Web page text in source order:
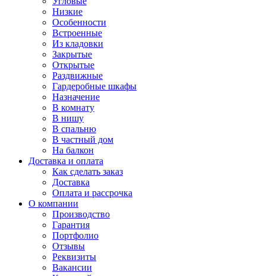
Низкие
Особенности
Встроенные
Из кладовки
Закрытые
Открытые
Раздвижные
Гардеробные шкафы
Назначение
В комнату
В нишу
В спальню
В частный дом
На балкон
Доставка и оплата
Как сделать заказ
Доставка
Оплата и рассрочка
О компании
Производство
Гарантия
Портфолио
Отзывы
Реквизиты
Вакансии